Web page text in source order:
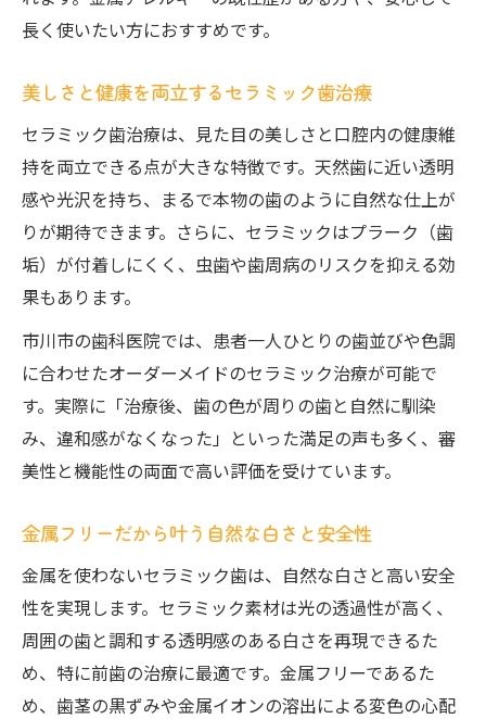
長く使いたい方におすすめです。
美しさと健康を両立するセラミック歯治療
セラミック歯治療は、見た目の美しさと口腔内の健康維
持を両立できる点が大きな特徴です。天然歯に近い透明
感や光沢を持ち、まるで本物の歯のように自然な仕上が
りが期待できます。さらに、セラミックはプラーク（歯
垢）が付着しにくく、虫歯や歯周病のリスクを抑える効
果もあります。
市川市の歯科医院では、患者一人ひとりの歯並びや色調
に合わせたオーダーメイドのセラミック治療が可能で
す。実際に「治療後、歯の色が周りの歯と自然に馴染
み、違和感がなくなった」といった満足の声も多く、審
美性と機能性の両面で高い評価を受けています。
金属フリーだから叶う自然な白さと安全性
金属を使わないセラミック歯は、自然な白さと高い安全
性を実現します。セラミック素材は光の透過性が高く、
周囲の歯と調和する透明感のある白さを再現できるた
め、特に前歯の治療に最適です。金属フリーであるた
め、歯茎の黒ずみや金属イオンの溶出による変色の心配